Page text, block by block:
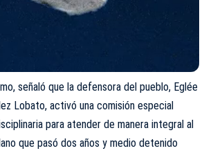
señaló que la defensora del pueblo, Eglée
Lobato, activó una comisión especial
para atender de manera integral al
que pasó dos años y medio detenido